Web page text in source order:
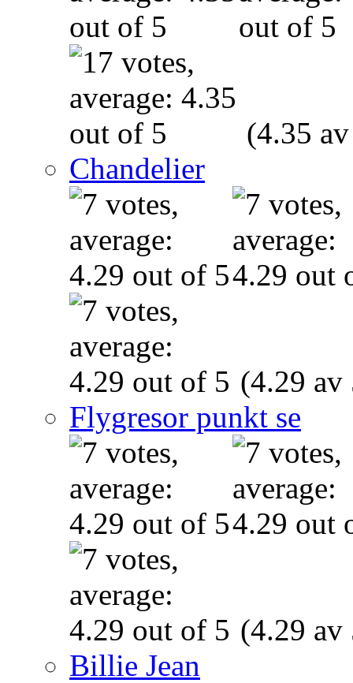
(4.35
Chandelier
(4.29 av
Flygresor punkt se
(4.29 av
Billie Jean